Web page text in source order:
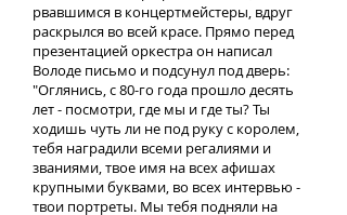
рвавшимся в концертмейстеры, вдруг
раскрылся во всей красе. Прямо перед
презентацией оркестра он написал
Володе письмо и подсунул под дверь:
"Оглянись, с 80-го года прошло десять
лет - посмотри, где мы и где ты? Ты
ходишь чуть ли не под руку с королем,
тебя наградили всеми регалиями и
званиями, твое имя на всех афишах
крупными буквами, во всех интервью -
твои портреты. Мы тебя подняли на